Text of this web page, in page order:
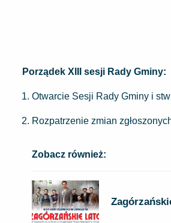
Porządek XIII sesji Rady Gminy:
Otwarcie Sesji Rady Gminy i
Rozpatrzenie zmian
Zobacz również: